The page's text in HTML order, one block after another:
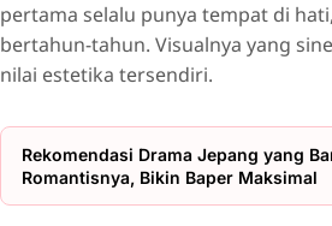
pertama selalu punya tempat di
bertahun-tahun. Visualnya yang
nilai estetika tersendiri.
Rekomendasi Drama Jepang yang
Romantisnya, Bikin Baper Maksimal